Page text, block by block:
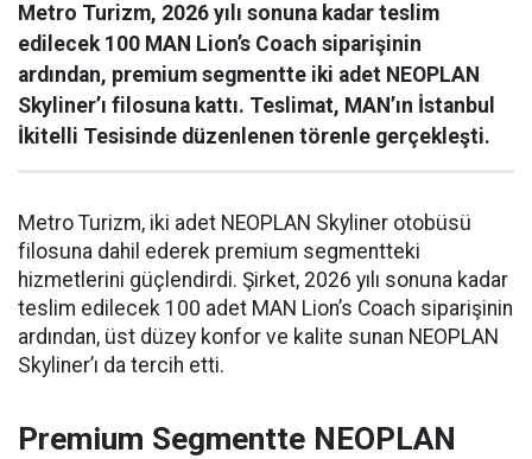
Metro Turizm, 2026 yılı sonuna kadar teslim
edilecek 100 MAN Lion’s Coach siparişinin
ardından, premium segmentte iki adet NEOPLAN
Skyliner’ı filosuna kattı. Teslimat, MAN’ın İstanbul
İkitelli Tesisinde düzenlenen törenle gerçekleşti.
Metro Turizm, iki adet NEOPLAN Skyliner otobüsü
filosuna dahil ederek premium segmentteki
hizmetlerini güçlendirdi. Şirket, 2026 yılı sonuna kadar
teslim edilecek 100 adet MAN Lion’s Coach siparişinin
ardından, üst düzey konfor ve kalite sunan NEOPLAN
Skyliner’ı da tercih etti.
Premium Segmentte NEOPLAN